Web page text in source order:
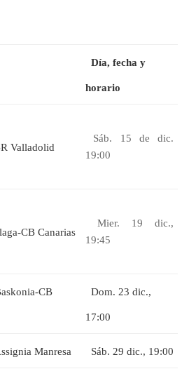
Día, fecha y
horario
Valladolid
Sáb. 15 de dic.
19:00
CB Canarias
Mier. 19 dic.,
19:45
CB Dom. 23 dic.,
17:00
Manresa Sáb. 29 dic., 19:00